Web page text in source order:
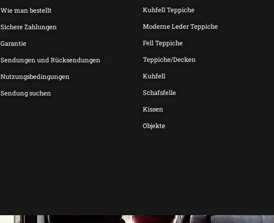
Wie man bestellt
Sichere Zahlungen
Garantie
Sendungen und Rücksendungen
Nutzungsbedingungen
Sendung suchen
Kuhfell Teppiche
Moderne Leder Teppiche
Fell Teppiche
Teppiche/Decken
Kuhfell
Schafsfelle
Kissen
Objekte